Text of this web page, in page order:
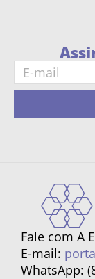
Fale com A
E-mail:
WhatsApp: